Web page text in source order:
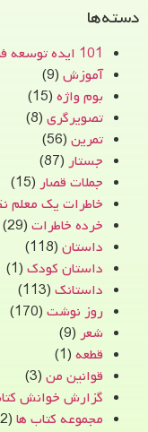
دسته‌ها
101 ایده توسعه فردی
آموزش (9)
بوم واژه (15)
تصویرگری (8)
تمرین (56)
جستار (87)
جملات قصار (15)
خاطرات یک معلم
خرده خاطرات (29)
داستان (118)
داستان کودک (1)
داستانک (113)
روز نوشت (170)
شعر (9)
قطعه (1)
قوانین من (3)
گزارش خوانش
مجموعه کتاب ها (2)